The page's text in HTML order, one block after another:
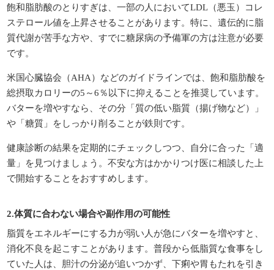
飽和脂肪酸のとりすぎは、一部の人においてLDL（悪玉）コレ
ステロール値を上昇させることがあります。特に、遺伝的に脂
質代謝が苦手な方や、すでに糖尿病の予備軍の方は注意が必要
です。
米国心臓協会（AHA）などのガイドラインでは、飽和脂肪酸を
総摂取カロリーの5～6％以下に抑えることを推奨しています。
バターを増やすなら、その分「質の低い脂質（揚げ物など）」
や「糖質」をしっかり削ることが鉄則です。
健康診断の結果を定期的にチェックしつつ、自分に合った「適
量」を見つけましょう。不安な方はかかりつけ医に相談した上
で開始することをおすすめします。
2.体質に合わない場合や副作用の可能性
脂質をエネルギーにする力が弱い人が急にバターを増やすと、
消化不良を起こすことがあります。普段から低脂質な食事をし
ていた人は、胆汁の分泌が追いつかず、下痢や胃もたれを引き